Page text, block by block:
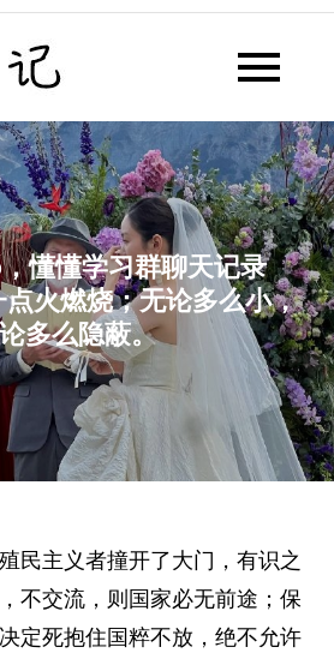
懂懂日记网每天同步更新懂懂学
懂懂学习群聊天记录
火燃烧；无论多么小，
多么隐蔽。
民主义者撞开了大门，有识之
不交流，则国家必无前途；保
定死抱住国粹不放，绝不允许